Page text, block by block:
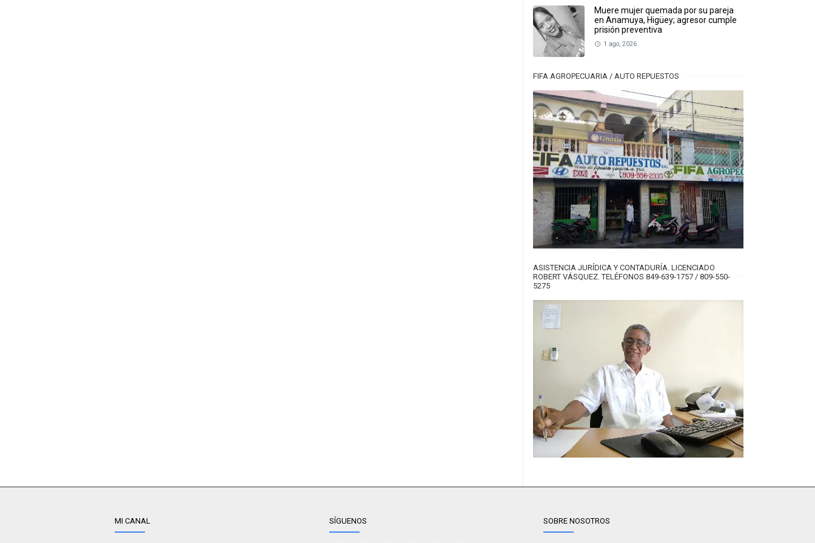
Muere mujer quemada por su pareja
en Anamuya, Higüey; agresor cumple
prisión preventiva
1 ago, 2026
FIFA AGROPECUARIA / AUTO REPUESTOS
ASISTENCIA JURÍDICA Y CONTADURÍA. LICENCIADO
ROBERT VÁSQUEZ. TELÉFONOS 849-639-1757 / 809-550-
5275
MI CANAL SÍGUENOS SOBRE NOSOTROS